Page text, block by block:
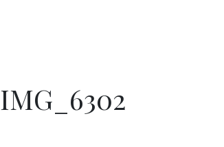
IMG_6302